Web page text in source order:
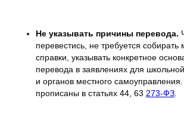
Не указывать причины перевода.
перевестись, не требуется собирать
справки, указывать конкретное
перевода в заявлениях для
и органов местного
прописаны в статьях 44, 63 273-ФЗ